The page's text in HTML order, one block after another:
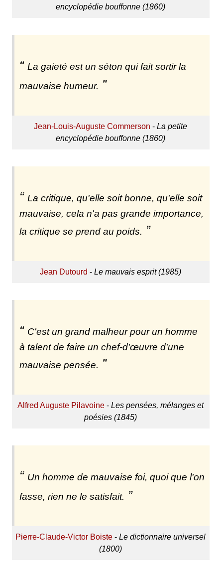
encyclopédie bouffonne (1860)
La gaieté est un séton qui fait sortir la
mauvaise humeur.
Jean-Louis-Auguste Commerson -La petite
encyclopédie bouffonne (1860)
La critique, qu'elle soit bonne, qu'elle soit
mauvaise, cela n'a pas grande importance,
la critique se prend au poids.
Jean Dutourd -Le mauvais esprit (1985)
C'est un grand malheur pour un homme
à talent de faire un chef-d'œuvre d'une
mauvaise pensée.
Alfred Auguste Pilavoine -Les pensées, mélanges et
poésies (1845)
Un homme de mauvaise foi, quoi que l'on
fasse, rien ne le satisfait.
Pierre-Claude-Victor Boiste -Le dictionnaire universel
(1800)